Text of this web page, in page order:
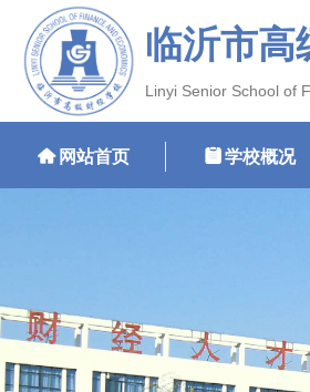
临沂市高
Linyi Senior School of
낀 网站首页 뀳 学校概况